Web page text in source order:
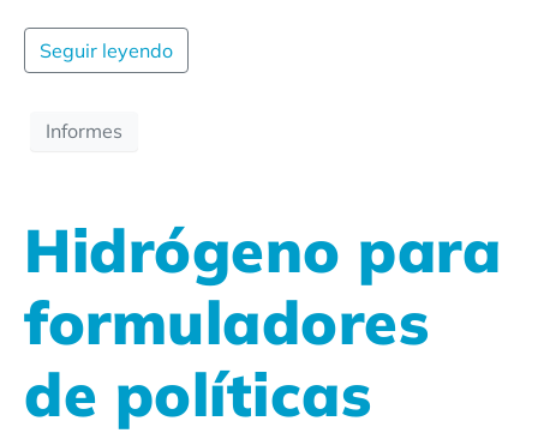
Seguir leyendo
Informes
Hidrógeno para
formuladores
de políticas